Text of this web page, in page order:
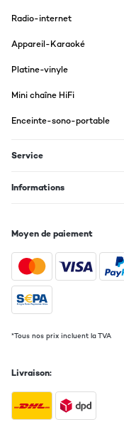
Radio-internet
Appareil-Karaoké
Platine-vinyle
Mini chaîne HiFi
Enceinte-sono-portable
Service
Informations
Moyen de paiement
*Tous nos prix incluent la TVA
Livraison: